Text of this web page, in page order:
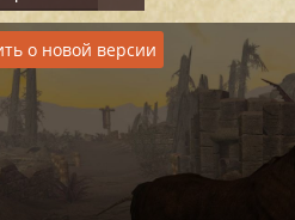
о новой версии